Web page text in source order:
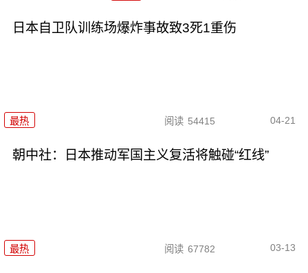
日本自卫队训练场爆炸事故致3死1重伤
最热 阅读 54415 04-21
朝中社：日本推动军国主义复活将触碰“红线”
最热 阅读 67782 03-13